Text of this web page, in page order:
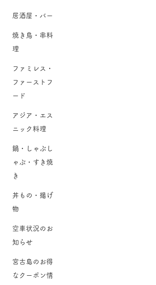
居酒屋・バー
焼き鳥・串料
理
ファミレス・
ファーストフ
ード
アジア・エス
ニック料理
鍋・しゃぶし
ゃぶ・すき焼
き
丼もの・揚げ
物
空車状況のお
知らせ
宮古島のお得
なクーポン情